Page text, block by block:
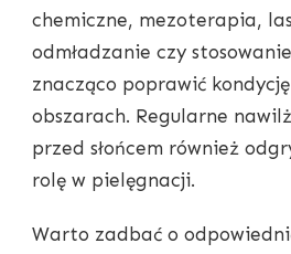
chemiczne, mezoterapia,
odmładzanie czy
znacząco poprawić
obszarach. Regularne
przed słońcem również
rolę w pielęgnacji.
Warto zadbać o